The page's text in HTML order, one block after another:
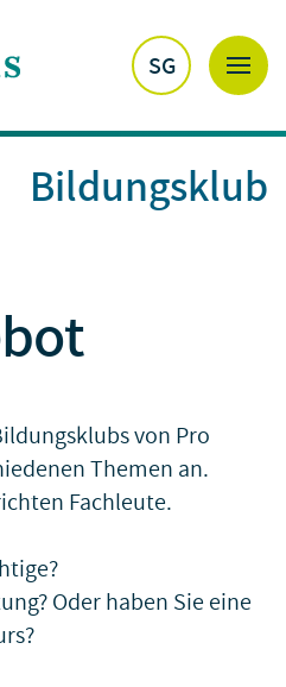
SG
Bildungsklub
von Pro
Themen an.
Fachleute.
Oder haben Sie eine